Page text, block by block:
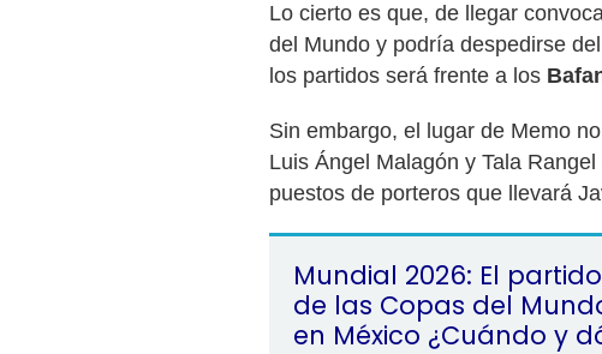
Lo cierto es que, de llegar
del Mundo y podría despedirse
los partidos será frente a los
Sin embargo, el lugar de Memo
Luis Ángel Malagón y Tala
puestos de porteros que llevará
Mundial 2026: El
de las Copas del
en México ¿Cuándo y